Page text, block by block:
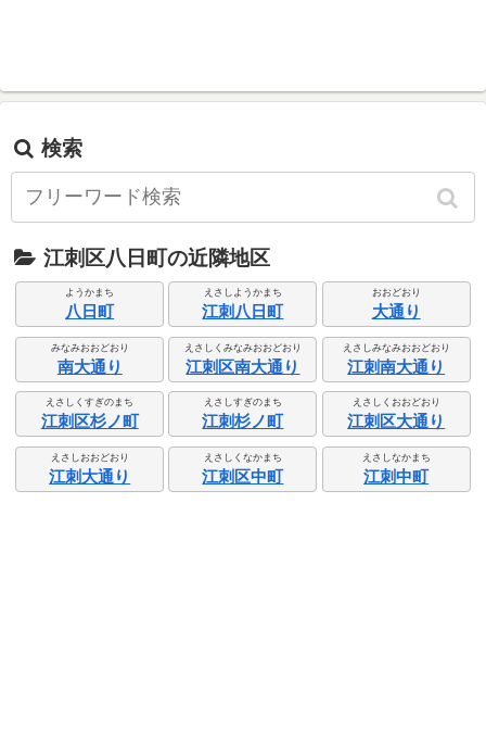
検索
江刺区八日町の近隣地区
ようかまち
八日町
えさしようかまち
江刺八日町
おおどおり
大通り
みなみおおどおり
南大通り
えさしくみなみおおどおり
江刺区南大通り
えさしみなみおおどおり
江刺南大通り
えさしくすぎのまち
江刺区杉ノ町
えさしすぎのまち
江刺杉ノ町
えさしくおおどおり
江刺区大通り
えさしおおどおり
江刺大通り
えさしくなかまち
江刺区中町
えさしなかまち
江刺中町